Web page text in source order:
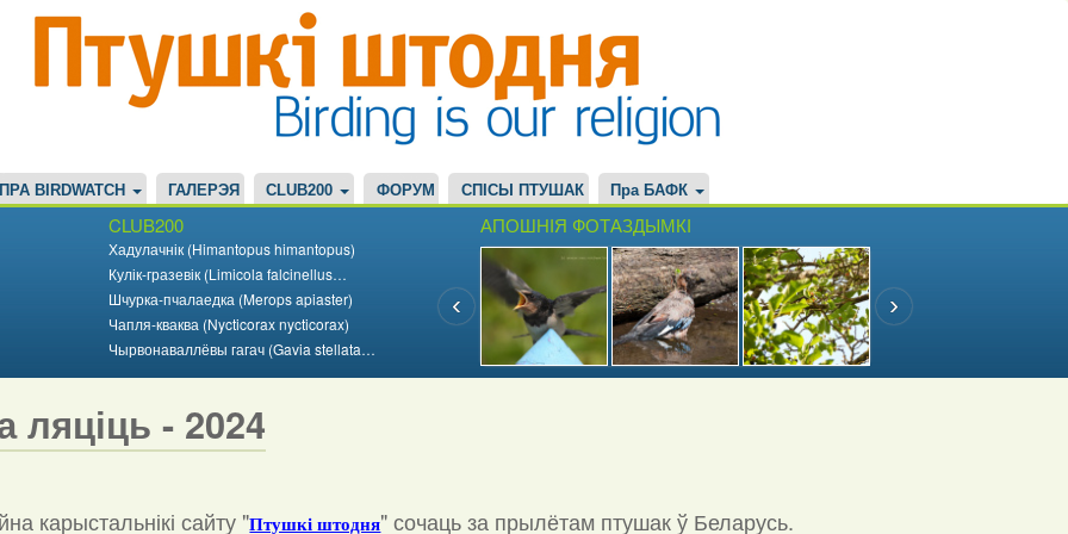
ПРА BIRDWATCH ГАЛЕРЭЯ CLUB200 ФОРУМ СПІСЫ ПТУШАК Пра БАФК
CLUB200
Хадулачнік (Himantopus himantopus)
Кулік-гразевік (Limicola falcinellus…
Шчурка-пчалаедка (Merops apiaster)
Чапля-кваква (Nycticorax nycticorax)
Чырвонаваллёвы гагач (Gavia stellata…
АПОШНІЯ ФОТАЗДЫМКІ
ляціць - 2024
карыстальнікі сайту "Птушкі штодня" сочаць за прылётам птушак ў Беларусь.